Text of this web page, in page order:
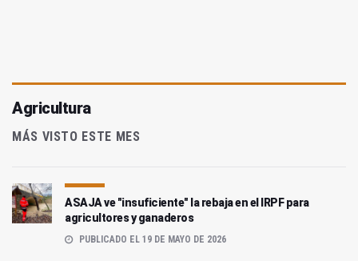
Agricultura
MÁS VISTO ESTE MES
ASAJA ve "insuficiente" la rebaja en el IRPF para
agricultores y ganaderos
PUBLICADO EL 19 DE MAYO DE 2026